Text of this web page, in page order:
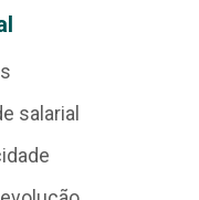
salarial